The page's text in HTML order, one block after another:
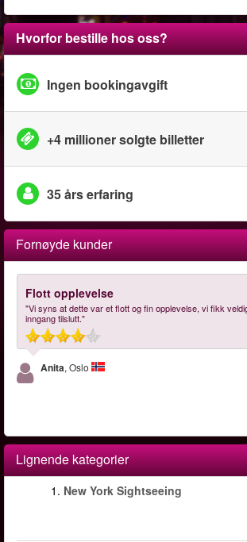
Hvorfor bestille hos oss?
Ingen bookingavgift
+4 millioner solgte billetter
35 års erfaring
Fornøyde kunder
Flott opplevelse
"Vi syns at dette var et flott og fin opplevelse, vi fikk
inngang tilslutt."
Anita, Oslo
Lignende kategorier
1. New York Sightseeing